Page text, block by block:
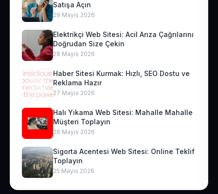
Satışa Açın
29 Mayıs 2026
Elektrikçi Web Sitesi: Acil Arıza Çağrılarını
Doğrudan Size Çekin
28 Mayıs 2026
Haber Sitesi Kurmak: Hızlı, SEO Dostu ve
Reklama Hazır
27 Mayıs 2026
Halı Yıkama Web Sitesi: Mahalle Mahalle
Müşteri Toplayın
26 Mayıs 2026
Sigorta Acentesi Web Sitesi: Online Teklif
Toplayın
25 Mayıs 2026